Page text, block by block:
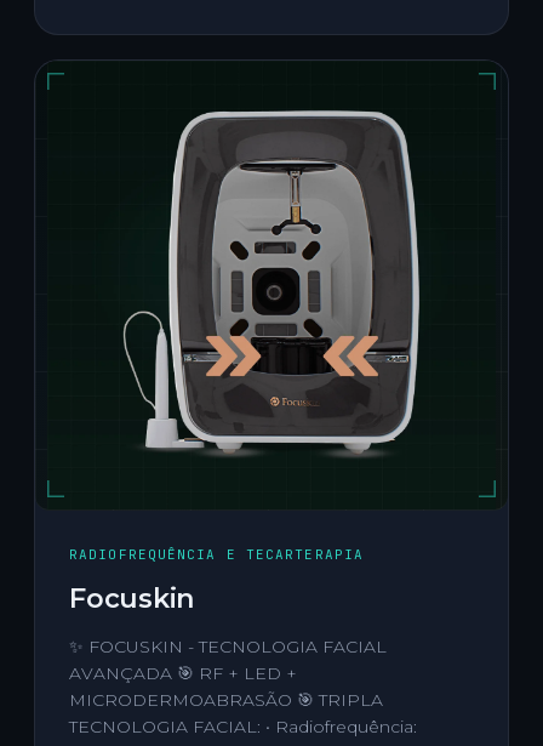
RADIOFREQUÊNCIA E TECARTERAPIA
Focuskin
✨ FOCUSKIN - TECNOLOGIA FACIAL
AVANÇADA 🎯 RF + LED +
MICRODERMOABRASÃO 🎯 TRIPLA
TECNOLOGIA FACIAL: • Radiofrequência: